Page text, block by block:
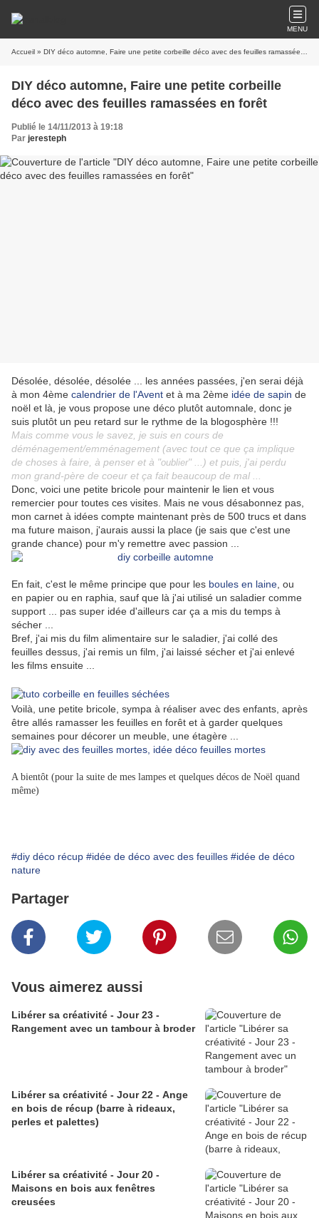
MENU
Accueil » DIY déco automne, Faire une petite corbeille déco avec des feuilles ramassées en forêt
DIY déco automne, Faire une petite corbeille
déco avec des feuilles ramassées en forêt
Publié le 14/11/2013 à 19:18
Par jeresteph
Désolée, désolée, désolée ... les années passées, j'en serai déjà
à mon 4ème calendrier de l'Avent et à ma 2ème idée de sapin de
noël et là, je vous propose une déco plutôt automnale, donc je
suis plutôt un peu retard sur le rythme de la blogosphère !!!
Mais comme vous le savez, je suis en cours de
déménagement/emménagement (avec tout ce que ça implique
de choses à faire, à penser et à "oublier" ...) et puis, j'ai perdu
mon grand-père de coeur et ça fait beaucoup de mal ...
Donc, voici une petite bricole pour maintenir le lien et vous
remercier pour toutes ces visites. Mais ne vous désabonnez pas,
mon carnet à idées compte maintenant près de 500 trucs et dans
ma future maison, j'aurais aussi la place (je sais que c'est une
grande chance) pour m'y remettre avec passion ...
En fait, c'est le même principe que pour les boules en laine , ou
en papier ou en raphia, sauf que là j'ai utilisé un saladier comme
support ... pas super idée d'ailleurs car ça a mis du temps à
sécher ...
Bref, j'ai mis du film alimentaire sur le saladier, j'ai collé des
feuilles dessus, j'ai remis un film, j'ai laissé sécher et j'ai enlevé
les films ensuite ...
Voilà, une petite bricole, sympa à réaliser avec des enfants, après
être allés ramasser les feuilles en forêt et à garder quelques
semaines pour décorer un meuble, une étagère ...
A bientôt (pour la suite de mes lampes et quelques décos de Noël quand
même)
#diy déco récup #idée de déco avec des feuilles #idée de déco
nature
Partager
Vous aimerez aussi
Libérer sa créativité - Jour 23 -
Rangement avec un tambour à broder
Libérer sa créativité - Jour 22 - Ange
en bois de récup (barre à rideaux,
perles et palettes)
Libérer sa créativité - Jour 20 -
Maisons en bois aux fenêtres
creusées